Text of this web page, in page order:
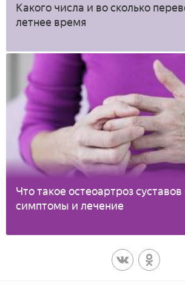
Какого числа и во сколько
летнее время
Что такое остеоартроз
симптомы и лечение